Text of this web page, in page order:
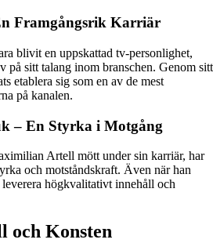
Framgångsrik Karriär
blivit en uppskattad tv-personlighet,
på sitt talang inom branschen. Genom sitt
etablera sig som en av de mest
på kanalen.
– En Styrka i Motgång
Artell mött under sin karriär, har
och motståndskraft. Även när han
högkvalitativt innehåll och
och Konsten